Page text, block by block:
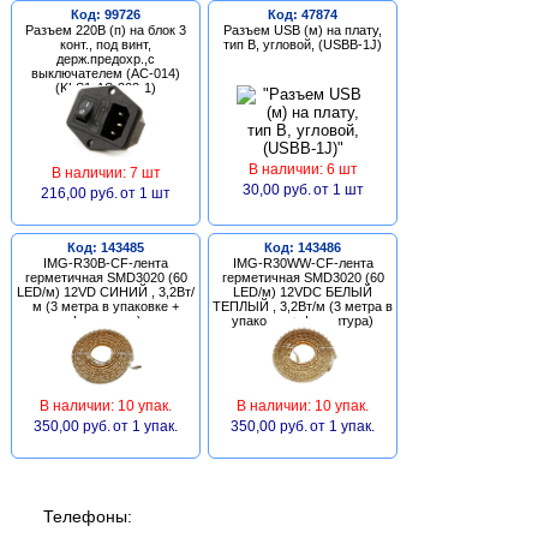
Код: 99726
Разъем 220В (п) на блок 3
конт., под винт,
держ.предохр.,с
выключателем (AC-014)
(KLS1-AS-303-1)
В наличии: 7 шт
216,00 руб. от 1 шт
Код: 47874
Разъем USB (м) на плату,
тип В, угловой, (USBB-1J)
В наличии: 6 шт
30,00 руб. от 1 шт
Код: 143485
IMG-R30B-CF-лента
герметичная SMD3020 (60
LED/м) 12VD СИНИЙ , 3,2Вт/
м (3 метра в упаковке +
фурнитура)
В наличии: 10 упак.
350,00 руб. от 1 упак.
Код: 143486
IMG-R30WW-CF-лента
герметичная SMD3020 (60
LED/м) 12VDC БЕЛЫЙ
ТЕПЛЫЙ , 3,2Вт/м (3 метра в
упаковке + фурнитура)
В наличии: 10 упак.
350,00 руб. от 1 упак.
Телефоны: